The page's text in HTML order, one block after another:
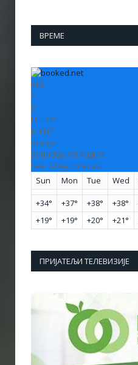
ВРЕМЕ
+33
°
C
H: +33°
L: +20°
Vranje
Saturday, 08 August
See 7-Day Forecast
Sun
Mon Tue Wed
+34° +37° +38° +38°
+19° +19° +20° +21°
ПРИЈАТЕЉИ ТЕЛЕВИЗИЈЕ